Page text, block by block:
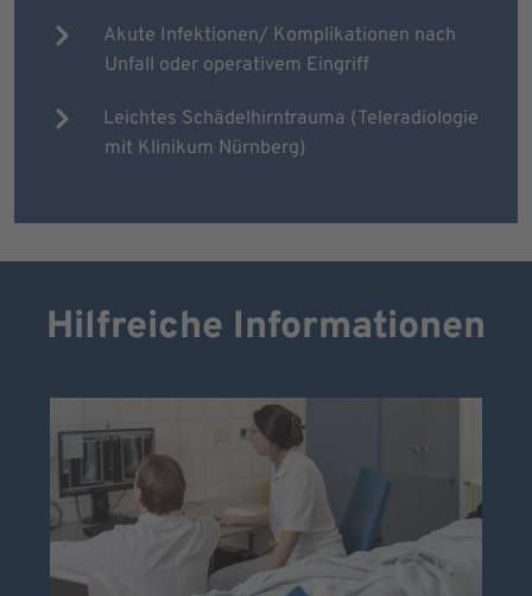
Akute Infektionen/ Komplikationen nach
Unfall oder operativem Eingriff
Leichtes Schädelhirntrauma (Teleradiologie
mit Klinikum Nürnberg)
Hilfreiche Informationen